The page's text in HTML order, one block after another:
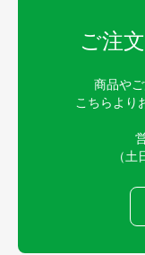
ご注
商品や
こちらより
（